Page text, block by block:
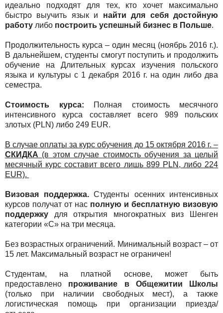
идеально подходят для тех, кто хочет максимально
быстро выучить язык и найти для себя достойную
работу либо построить успешный бизнес в Польше.
Продолжительность курса – один месяц (ноябрь 2016 г.).
В дальнейшем, студенты смогут поступить и продолжить
обучение на Длительных курсах изучения польского
языка и культуры с 1 декабря 2016 г. на один либо два
семестра.
Стоимость курса: Полная стоимость месячного
интенсивного курса составляет всего 989 польских
злотых (PLN) либо 249 EUR.
В случае оплаты за курс обучения до 15 октября 2016 г. –
СКИДКА (в этом случае стоимость обучения за целый
месячный курс составит всего лишь 899 PLN, либо 224
EUR).
Визовая поддержка.Студенты осенних интенсивных
курсов получат от нас полную и бесплатную визовую
поддержку для открытия многократных виз Шенген
категории «С» на три месяца.
Без возрастных ограничений. Минимальный возраст – от
15 лет. Максимальный возраст не ограничен!
Студентам, на платной основе, может быть
предоставлено проживание в Общежитии Школы
(только при наличии свободных мест), а также
логистическая помощь при организации приезда/